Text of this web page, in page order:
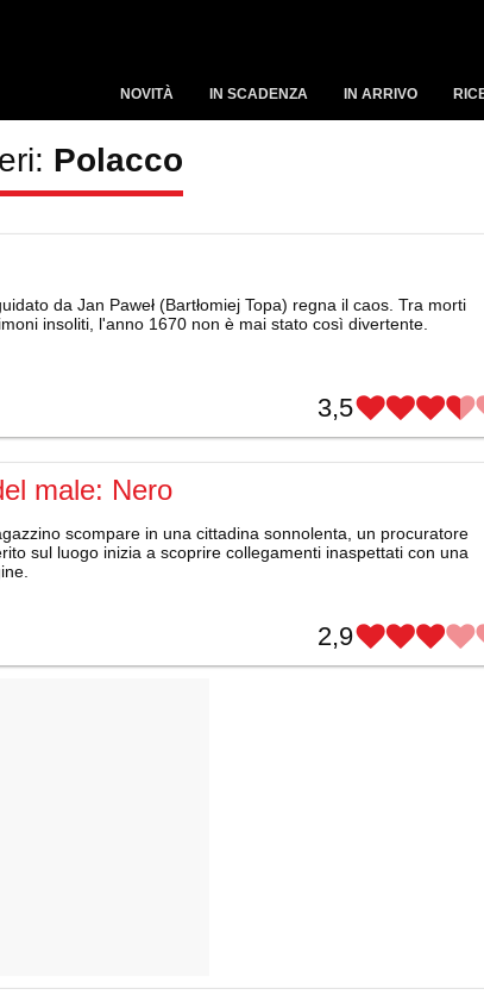
NOVITÀ IN SCADENZA IN ARRIVO
Polacco
da Jan Paweł (Bartłomiej Topa) regna il caos. Tra morti
insoliti, l'anno 1670 non è mai stato così divertente.
3,5
male: Nero
scompare in una cittadina sonnolenta, un procuratore
sul luogo inizia a scoprire collegamenti inaspettati con una
2,9